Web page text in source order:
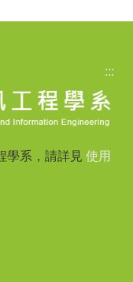
:::
學系，請詳見 使用